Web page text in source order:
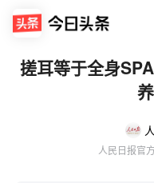
搓耳等于全身
人民日报官